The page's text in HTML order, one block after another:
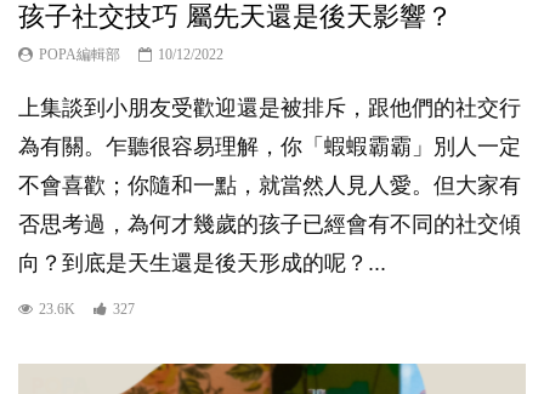
孩子社交技巧 屬先天還是後天影響？
POPA編輯部 10/12/2022
上集談到小朋友受歡迎還是被排斥，跟他們的社交行
為有關。乍聽很容易理解，你「蝦蝦霸霸」別人一定
不會喜歡；你隨和一點，就當然人見人愛。但大家有
否思考過，為何才幾歲的孩子已經會有不同的社交傾
向？到底是天生還是後天形成的呢？...
23.6K 327